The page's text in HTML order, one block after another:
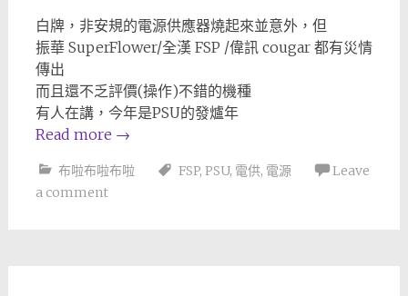
白牌，非安規的電源供應器燒起來並意外，但
振華 SuperFlower/全漢 FSP /偉訊 cougar 都有災情
傳出
而且還不乏評價(操作)不錯的機種
有人在講，今年是PSU的發爐年
Read more →
布啦布啦布啦 FSP, PSU, 電供, 電源
Leave
a comment